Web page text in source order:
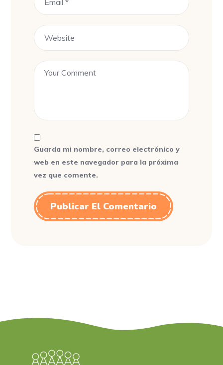
Guarda mi nombre, correo electrónico y
web en este navegador para la próxima
vez que comente.